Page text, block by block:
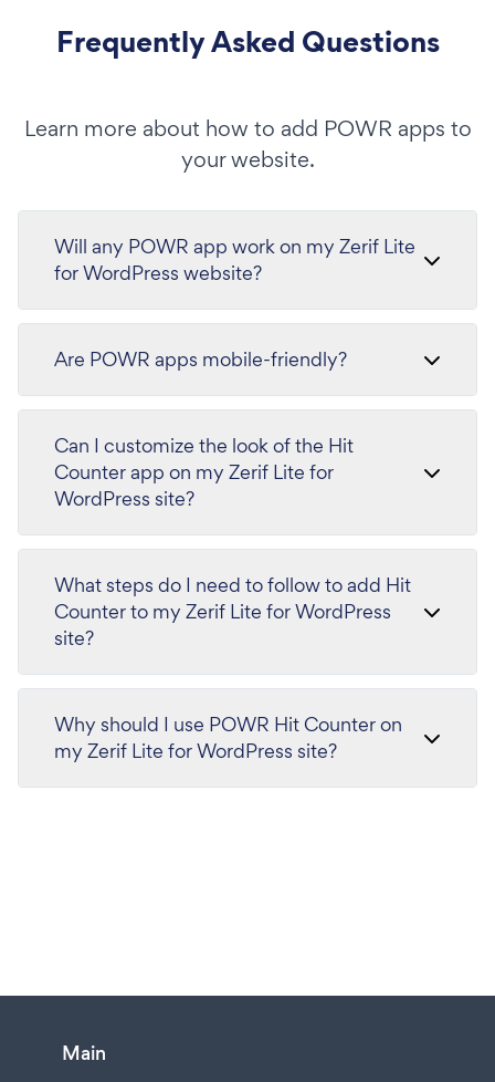
Frequently Asked Questions
Learn more about how to add POWR apps to
your website.
Will any POWR app work on my Zerif Lite
for WordPress website?
Are POWR apps mobile-friendly?
Can I customize the look of the Hit
Counter app on my Zerif Lite for
WordPress site?
What steps do I need to follow to add Hit
Counter to my Zerif Lite for WordPress
site?
Why should I use POWR Hit Counter on
my Zerif Lite for WordPress site?
Main